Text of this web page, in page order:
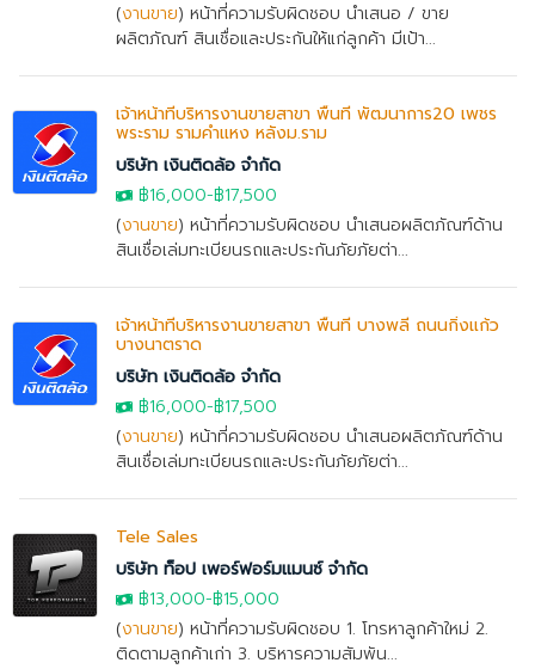
(งานขาย) หน้าที่ความรับผิดชอบ นำเสนอ / ขาย
ผลิตภัณฑ์ สินเชื่อและประกันให้แก่ลูกค้า มีเป้า...
เจ้าหน้าที่บริหารงานขายสาขา พื้นที่ พัฒนาการ20 เพชร
พระราม รามคำแหง หลังม.ราม
บริษัท เงินติดล้อ จำกัด
฿16,000-฿17,500
(งานขาย) หน้าที่ความรับผิดชอบ นำเสนอผลิตภัณฑ์ด้าน
สินเชื่อเล่มทะเบียนรถและประกันภัยภัยต่า...
เจ้าหน้าที่บริหารงานขายสาขา พื้นที่ บางพลี ถนนกิ่งแก้ว
บางนาตราด
บริษัท เงินติดล้อ จำกัด
฿16,000-฿17,500
(งานขาย) หน้าที่ความรับผิดชอบ นำเสนอผลิตภัณฑ์ด้าน
สินเชื่อเล่มทะเบียนรถและประกันภัยภัยต่า...
Tele Sales
บริษัท ท็อป เพอร์ฟอร์มแมนซ์ จำกัด
฿13,000-฿15,000
(งานขาย) หน้าที่ความรับผิดชอบ 1. โทรหาลูกค้าใหม่ 2.
ติดตามลูกค้าเก่า 3. บริหารความสัมพัน...